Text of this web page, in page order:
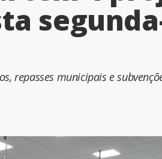
repasses municipais e